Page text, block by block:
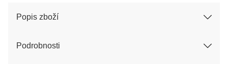
Popis zboží
Podrobnosti